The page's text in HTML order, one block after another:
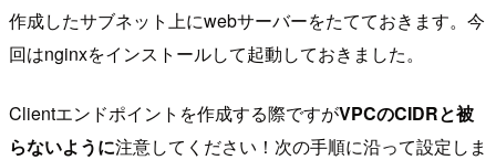
作成したサブネット上にwebサーバーをたてておきます。今
回はnginxをインストールして起動しておきました。
Clientエンドポイントを作成する際ですがVPCのCIDRと被
らないように注意してください！次の手順に沿って設定しま